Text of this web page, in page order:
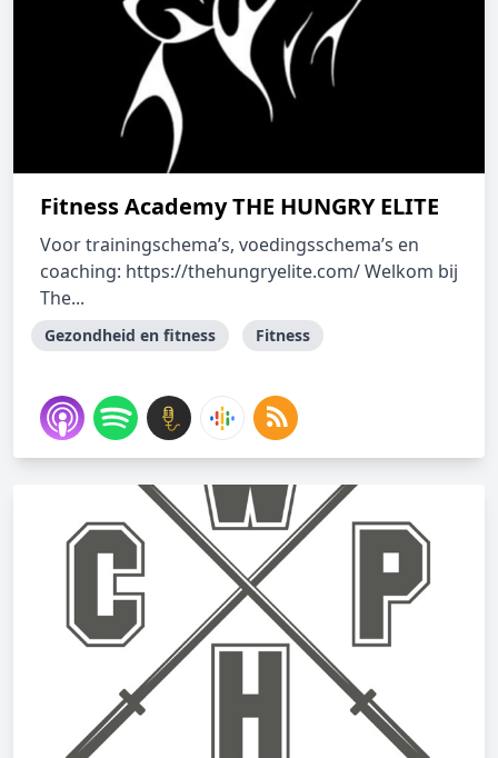
Fitness Academy THE HUNGRY ELITE
Voor trainingschema’s, voedingsschema’s en
coaching: https://thehungryelite.com/⁠⁠ Welkom bij
The...
Gezondheid en fitness Fitness